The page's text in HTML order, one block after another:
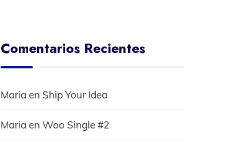
Comentarios Recientes
Maria en Ship Your Idea
Maria enWoo Single #2